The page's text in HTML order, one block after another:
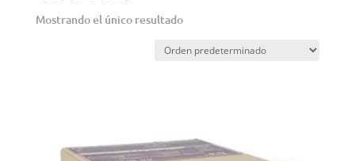
Mostrando el único resultado